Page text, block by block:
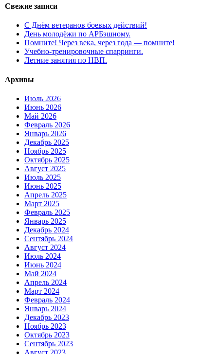
Свежие записи
С Днём ветеранов боевых действий!
День молодёжи по АРБэшному.
Помните! Через века, через года — помните!
Учебно-тренировочные спарринги.
Летние занятия по НВП.
Архивы
Июль 2026
Июнь 2026
Май 2026
Февраль 2026
Январь 2026
Декабрь 2025
Ноябрь 2025
Октябрь 2025
Август 2025
Июль 2025
Июнь 2025
Апрель 2025
Март 2025
Февраль 2025
Январь 2025
Декабрь 2024
Сентябрь 2024
Август 2024
Июль 2024
Июнь 2024
Май 2024
Апрель 2024
Март 2024
Февраль 2024
Январь 2024
Декабрь 2023
Ноябрь 2023
Октябрь 2023
Сентябрь 2023
Август 2023